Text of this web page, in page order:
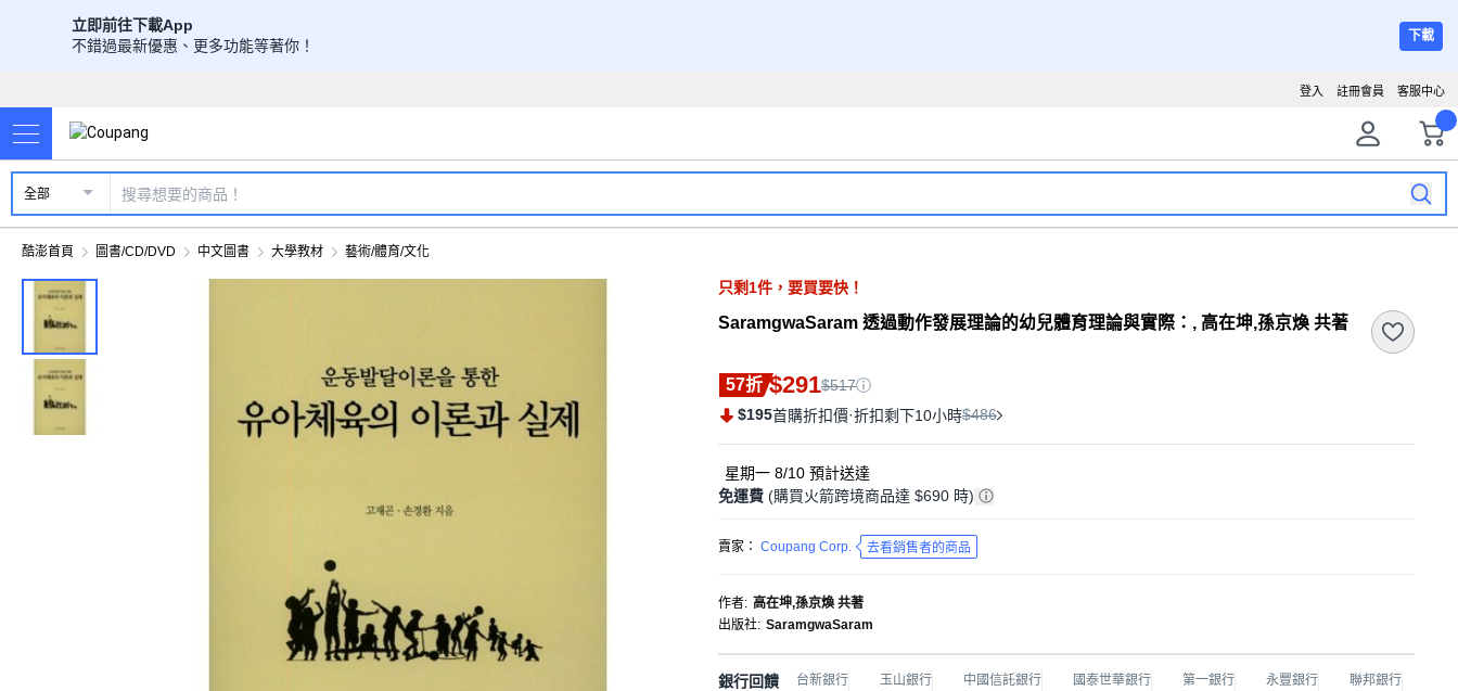
立即前往下載App
不錯過最新優惠、更多功能等著你！
下載
客服中心
註冊會員
登入
全部
酷澎首頁 圖書/CD/DVD 中文圖書 大學教材 藝術/體育/文化
只剩1件， 要買要快！
SaramgwaSaram 透過動作發展理論的幼兒體育理論與實際：, 高在坤,孫京煥 共著
57折 $291$517
$195首購折扣價·折扣剩下10小時$486
星期一 8/10 預計送達
免運費 (購買火箭跨境商品達 $690 時)
賣家： Coupang Corp. 去看銷售者的商品
作者: 高在坤,孫京煥 共著
出版社: SaramgwaSaram
銀行回饋 台新銀行 玉山銀行 中國信託銀行 國泰世華銀行 第一銀行 永豐銀行 聯邦銀行